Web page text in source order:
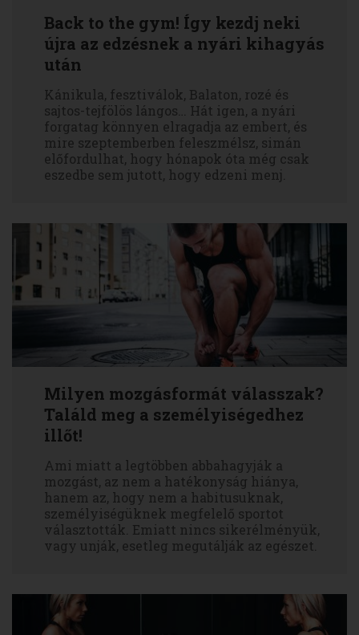
Back to the gym! Így kezdj neki
újra az edzésnek a nyári kihagyás
után
Kánikula, fesztiválok, Balaton, rozé és
sajtos-tejfölös lángos… Hát igen, a nyári
forgatag könnyen elragadja az embert, és
mire szeptemberben feleszmélsz, simán
előfordulhat, hogy hónapok óta még csak
eszedbe sem jutott, hogy edzeni menj.
Milyen mozgásformát válasszak?
Találd meg a személyiségedhez
illőt!
Ami miatt a legtöbben abbahagyják a
mozgást, az nem a hatékonyság hiánya,
hanem az, hogy nem a habitusuknak,
személyiségüknek megfelelő sportot
választották. Emiatt nincs sikerélményük,
vagy unják, esetleg megutálják az egészet.